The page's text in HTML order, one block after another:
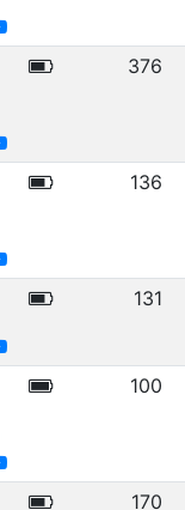
376
136
131
100
170